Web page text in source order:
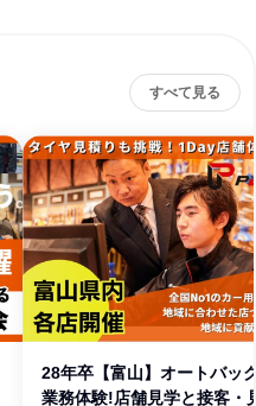
すべて見る
28年卒【富山】オートバッ
業務体験!店舗見学と接客・